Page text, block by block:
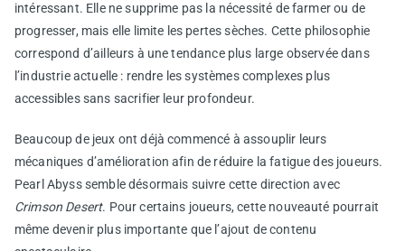
intéressant. Elle ne supprime pas la nécessité de farmer ou de
progresser, mais elle limite les pertes sèches. Cette philosophie
correspond d’ailleurs à une tendance plus large observée dans
l’industrie actuelle : rendre les systèmes complexes plus
accessibles sans sacrifier leur profondeur.
Beaucoup de jeux ont déjà commencé à assouplir leurs
mécaniques d’amélioration afin de réduire la fatigue des joueurs.
Pearl Abyss semble désormais suivre cette direction avec
Crimson Desert. Pour certains joueurs, cette nouveauté pourrait
même devenir plus importante que l’ajout de contenu